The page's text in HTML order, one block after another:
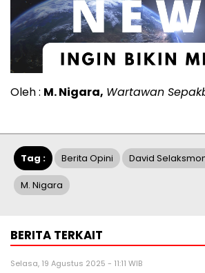
Oleh : M. Nigara, Wartawan
Tag : Berita Opini David
M. Nigara
BERITA TERKAIT
Selasa, 19 Agustus 2025 - 11:11 WIB